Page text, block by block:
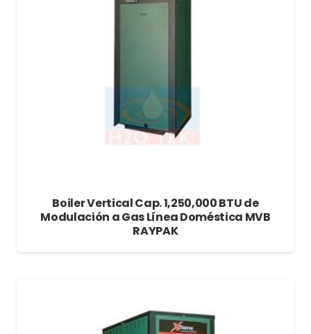
Boiler Vertical Cap. 1,250,000 BTU de
Modulación a Gas Línea Doméstica MVB
RAYPAK